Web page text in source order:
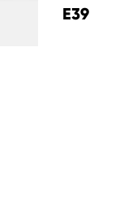
E39